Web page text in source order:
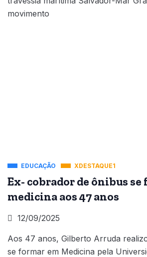
movimento
EDUCAÇÃO XDESTAQUE1
Ex- cobrador de ônibus se
medicina aos 47 anos
12/09/2025
Aos 47 anos, Gilberto Arruda
se formar em Medicina pela